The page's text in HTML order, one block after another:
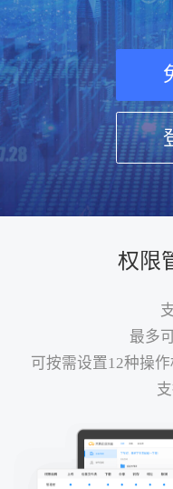
权限
最多
可按需设置12种操